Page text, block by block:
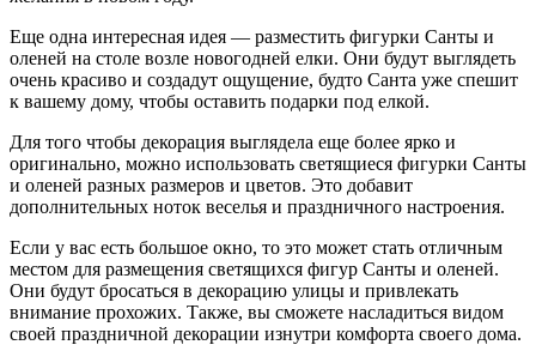
Еще одна интересная идея — разместить фигурки Санты и
оленей на столе возле новогодней елки. Они будут выглядеть
очень красиво и создадут ощущение, будто Санта уже спешит
к вашему дому, чтобы оставить подарки под елкой.
Для того чтобы декорация выглядела еще более ярко и
оригинально, можно использовать светящиеся фигурки Санты
и оленей разных размеров и цветов. Это добавит
дополнительных ноток веселья и праздничного настроения.
Если у вас есть большое окно, то это может стать отличным
местом для размещения светящихся фигур Санты и оленей.
Они будут бросаться в декорацию улицы и привлекать
внимание прохожих. Также, вы сможете насладиться видом
своей праздничной декорации изнутри комфорта своего дома.